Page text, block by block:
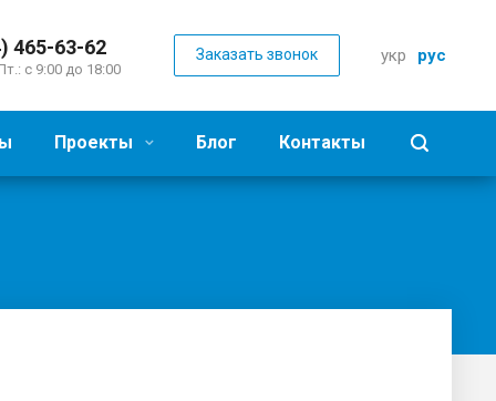
465-63-62
с 9:00 до 18:00
Заказать звонок укр рус
Проекты Блог Контакты